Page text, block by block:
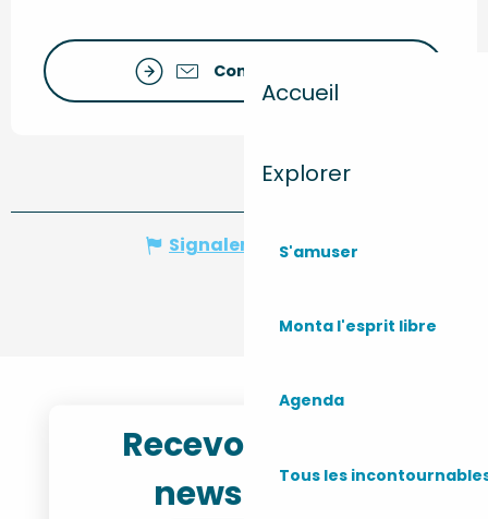
Accueil
Explorer
S'amuser
Monta l'esprit libre
Agenda
Tous les
Contactez-nous
Signaler une erreur
Recevoir notre
newsletter